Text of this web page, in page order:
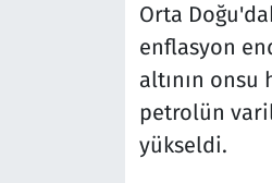
Orta
enflasyon
altının
petrolün
yükseldi.